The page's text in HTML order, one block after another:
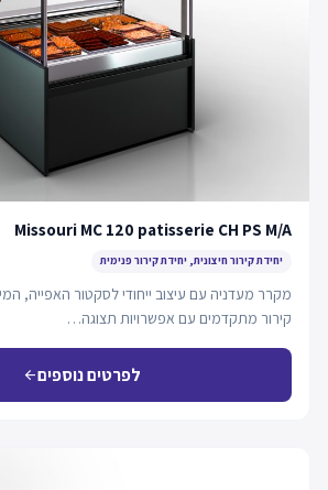
Missouri MC 120 patisserie CH PS M/A
יחידת קירור חיצונית, יחידת קירור פנימית
מקרר מעדניה עם עיצוב ייחודי לסקטור האפייה,
קירור מתקדמים עם אפשרויות תצוגה…
לפרטים נוספיםarrow_back